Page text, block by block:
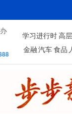
学习进行时 高层
金融 汽车 食品